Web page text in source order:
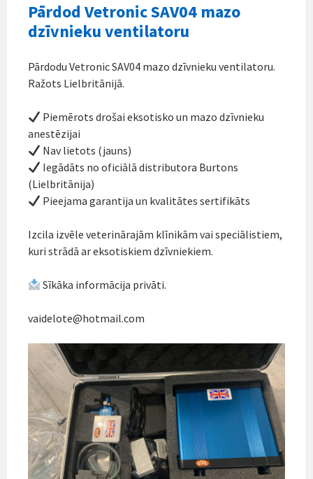
Pārdod Vetronic SAV04 mazo
dzīvnieku ventilatoru
Pārdodu Vetronic SAV04 mazo dzīvnieku ventilatoru.
Ražots Lielbritānijā.
Piemērots drošai eksotisko un mazo dzīvnieku
anestēzijai
Nav lietots (jauns)
Iegādāts no oficiālā distributora Burtons
(Lielbritānija)
Pieejama garantija un kvalitātes sertifikāts
Izcila izvēle veterinārajām klīnikām vai speciālistiem,
kuri strādā ar eksotiskiem dzīvniekiem.
Sīkāka informācija privāti.
vaidelote@hotmail.com